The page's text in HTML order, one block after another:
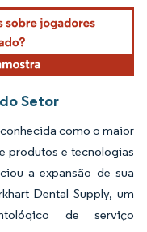
conforme CC BY 4.0.
Setor
como o maior
produtos e tecnologias
a expansão de sua
Dental Supply, um
de serviço